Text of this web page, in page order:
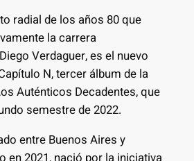
radial de los años 80 que
la carrera
Verdaguer, es el nuevo
N, tercer álbum de la
Auténticos Decadentes, que
semestre de 2022.
entre Buenos Aires y